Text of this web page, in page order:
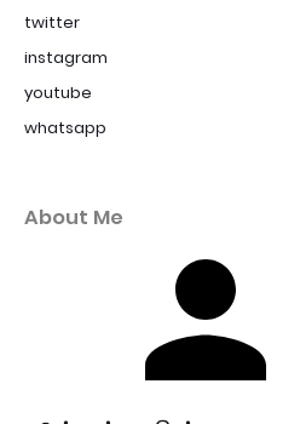
twitter
instagram
youtube
whatsapp
About Me